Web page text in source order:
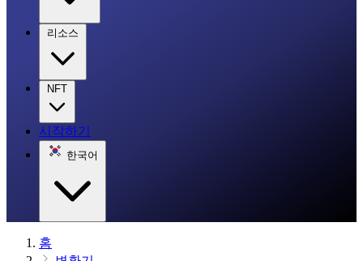
리소스
NFT
시작하기
한국어
홈